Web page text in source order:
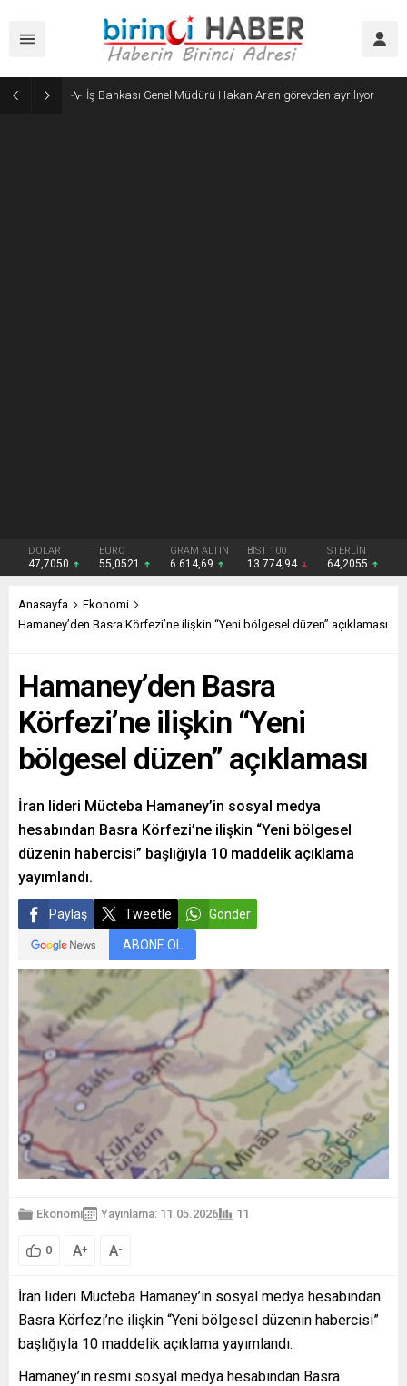
DOLAR
47,7050
EURO
55,0521
GRAM ALTIN
6.614,69
BIST 100
13.774,94
STERLİN
64,2055
Anasayfa
Ekonomi
Hamaney’den Basra Körfezi’ne ilişkin “Yeni bölgesel düzen” açıklaması
Hamaney’den Basra
Körfezi’ne ilişkin “Yeni
bölgesel düzen” açıklaması
İran lideri Mücteba Hamaney’in sosyal medya
hesabından Basra Körfezi’ne ilişkin “Yeni bölgesel
düzenin habercisi” başlığıyla 10 maddelik açıklama
yayımlandı.
Paylaş Tweetle Gönder
ABONE OL
Ekonomi Yayınlama: 11.05.2026 11
0 A+ A-
İran lideri Mücteba Hamaney’in sosyal medya hesabından
Basra Körfezi’ne ilişkin “Yeni bölgesel düzenin habercisi”
başlığıyla 10 maddelik açıklama yayımlandı.
Hamaney’in resmi sosyal medya hesabından Basra